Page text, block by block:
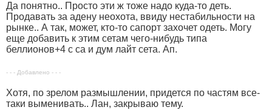
Да понятно.. Просто эти ж тоже надо куда-то деть.
Продавать за адену неохота, ввиду нестабильности на
рынке.. А так, может, кто-то сапорт захочет одеть. Могу
еще добавить к этим сетам чего-нибудь типа
беллионов+4 с са и дум лайт сета. Ап.
- - - Добавлено - - -
Хотя, по зрелом размышлении, придется по частям все-
таки выменивать.. Лан, закрываю тему.